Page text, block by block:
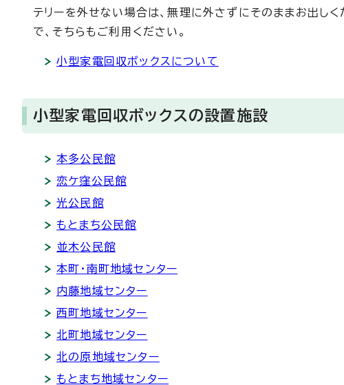
テリーを外せない場合は、無理に外さずにそのままお出し
で、そちらもご利用ください。
小型家電回収ボックスについて
小型家電回収ボックスの設置施設
本多公民館
恋ケ窪公民館
光公民館
もとまち公民館
並木公民館
本町・南町地域センター
内藤地域センター
西町地域センター
北町地域センター
北の原地域センター
もとまち地域センター